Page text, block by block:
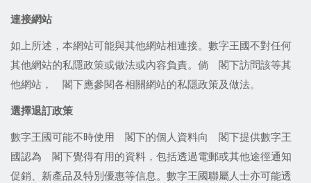
連接網站
如上所述，本網站可能與其他網站相連接。數字王國不對任何
其他網站的私隱政策或做法或內容負責。倘 閣下訪問該等其
他網站， 閣下應參閱各相關網站的私隱政策及做法。
選擇退訂政策
數字王國可能不時使用 閣下的個人資料向 閣下提供數字王
國認為 閣下覺得有用的資料，包括透過電郵或其他途徑通知
促銷、新產品及特別優惠等信息。數字王國聯屬人士亦可能透